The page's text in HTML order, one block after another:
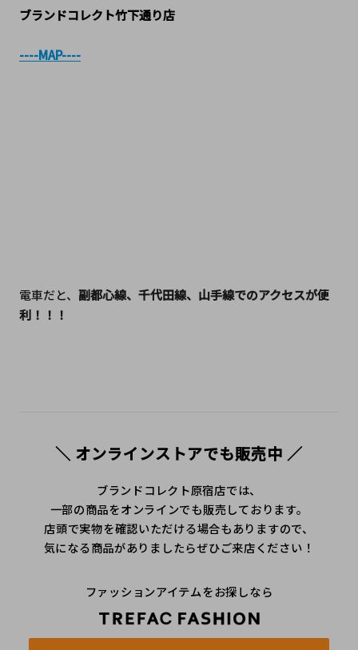
ブランドコレクト竹下通り店
----MAP----
電車だと、 副都心線、千代田線、山手線でのアクセスが便
利！！！
＼ オンラインストアでも販売中 ／
ブランドコレクト原宿店では、
一部の商品をオンラインでも販売しております。
店頭で実物を確認いただける場合もありますので、
気になる商品がありましたらぜひご来店ください！
ファッションアイテムをお探しなら